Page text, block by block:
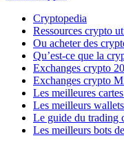
Cryptopedia
Ressources crypto
Ou acheter des
Qu’est-ce que la
Exchanges crypto
Exchanges crypto
Les meilleures
Les meilleurs
Le guide du trading
Les meilleurs bots